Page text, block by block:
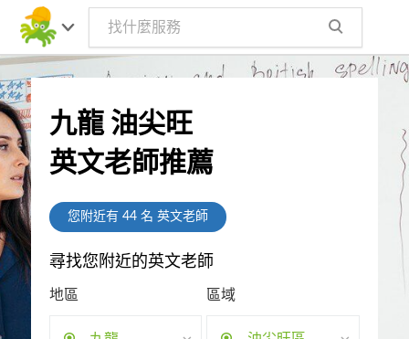
九龍 油尖旺
英文老師推薦
您附近有 44名 英文老師
尋找您附近的英文老師
地區 區域